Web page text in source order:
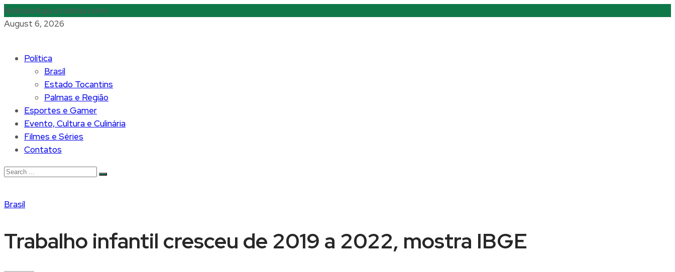
NotíciasAqui a notícia corre
August 6, 2026
Política
Brasíl
Estado Tocantins
Palmas e Região
Esportes e Gamer
Evento, Cultura e Culinária
Filmes e Séries
Contatos
Brasíl
Trabalho infantil cresceu de 2019 a 2022, mostra IBGE